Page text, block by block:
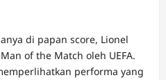
di papan score, Lionel
of the Match oleh UEFA.
performa yang